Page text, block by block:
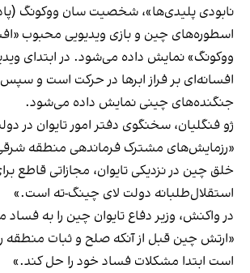
نابودی پلیدی‌ها»، شخصیت سان ووکونگ
اسطوره‌های چین و بازی ویدیویی محبوب
ووکونگ» نمایش داده می‌شود. در ابتدای
افسانه‌ای بر فراز ابرها در حرکت است و
جنگنده‌های چینی نمایش داده می‌شود.
ژو فنگلیان، سخنگوی دفتر امور تایوان در
«رزمایش‌های مشترک فرماندهی منطقه
خلق چین در نزدیکی تایوان، مجازاتی قاطع
استقلال‌طلبانه دولت لای چینگ-ته است.»
در واکنش، وزیر دفاع تایوان چین را به
«ارتش چین قبل از آنکه صلح و ثبات منطقه
است ابتدا مشکلات فساد خود را حل کند.»